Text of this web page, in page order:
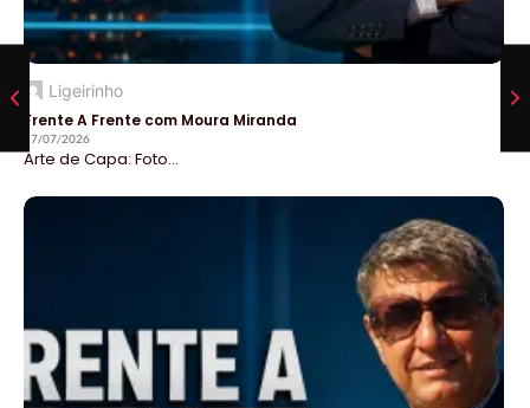
Ligeirinho
Frente A Frente com Moura Miranda
27/07/2026
Arte de Capa: Foto...